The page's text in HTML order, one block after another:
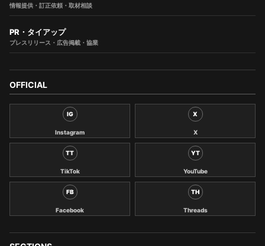
情報提供・訂正依頼・取材相談
PR・タイアップ
プレスリリース・広告掲載・協業
OFFICIAL
IG
Instagram
X
X
TT
TikTok
YT
YouTube
FB
Facebook
TH
Threads